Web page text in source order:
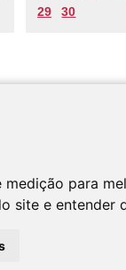
para
site e entender
29
30